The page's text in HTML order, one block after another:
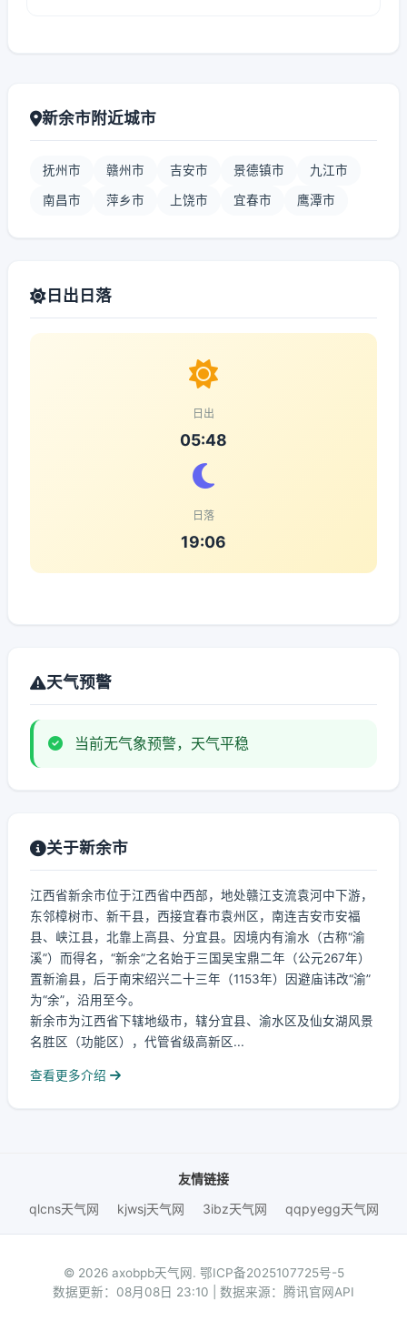
新余市附近城市
抚州市 赣州市 吉安市 景德镇市 九江市
南昌市 萍乡市 上饶市 宜春市 鹰潭市
日出日落
日出
05:48
日落
19:06
天气预警
当前无气象预警，天气平稳
关于新余市
江西省新余市位于江西省中西部，地处赣江支流袁河中下游，
东邻樟树市、新干县，西接宜春市袁州区，南连吉安市安福
县、峡江县，北靠上高县、分宜县。因境内有渝水（古称“渝
溪”）而得名，“新余”之名始于三国吴宝鼎二年（公元267年）
置新渝县，后于南宋绍兴二十三年（1153年）因避庙讳改“渝”
为“余”，沿用至今。
新余市为江西省下辖地级市，辖分宜县、渝水区及仙女湖风景
名胜区（功能区），代管省级高新区...
查看更多介绍
友情链接
qlcns天气网
kjwsj天气网 3ibz天气网 qqpyegg天气网
© 2026 axobpb天气网. 鄂ICP备2025107725号-5
数据更新：08月08日 23:10 | 数据来源：腾讯官网API